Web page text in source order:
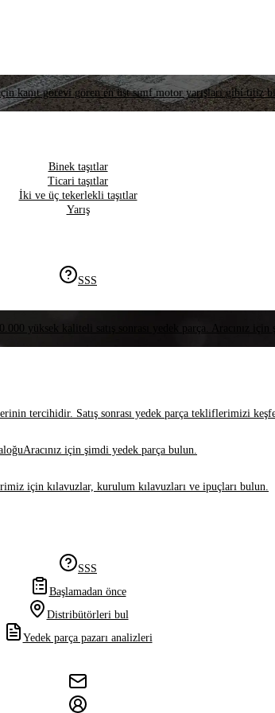
kanıt görevi gören en üst sınıf motor yarışları gibi titiz
Binek taşıtlar
Ticari taşıtlar
İki ve üç tekerlekli taşıtlar
Yarış
SSS
yüksek kaliteli satış sonrası yedek parça. Aracınız
tercihidir. Satış sonrası yedek parça tekliflerimizi
Aracınız için şimdi yedek parça bulun.
için kılavuzlar, kurulum kılavuzları ve ipuçları bulun.
SSS
Başlamadan önce
Distribütörleri bul
Yedek parça pazarı analizleri